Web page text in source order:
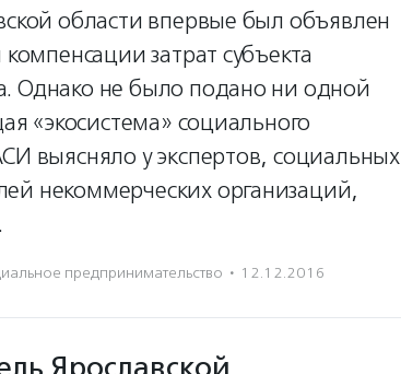
области впервые был объявлен
затрат субъекта
Однако не было подано ни одной
«экосистема» социального
выясняло у экспертов, социальных
некоммерческих организаций,
предпри­нима­тель­ство · 12.12.2016